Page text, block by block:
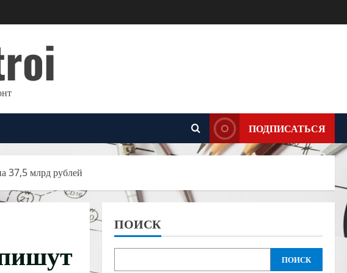
ПОДПИСАТЬСЯ
37,5 млрд рублей
ПОИСК
ПОИСК